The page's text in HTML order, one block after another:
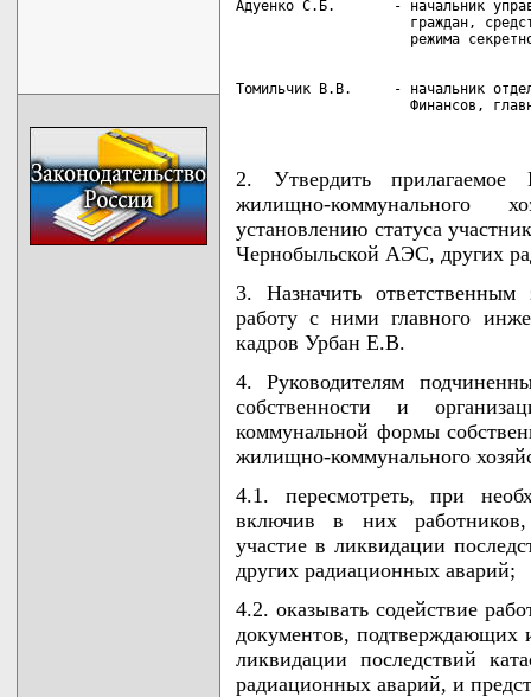
Адуенко С.Б.       - начальник
граждан,
Томильчик В.В.     - начальник
Финансов,
2. Утвердить
жилищно-коммунального
установлению статуса
Чернобыльской АЭС, других
3. Назначить
работу с ними главного
кадров Урбан Е.В.
4. Руководителям
собственности и
коммунальной формы
жилищно-коммунального
4.1. пересмотреть, при
включив в них работников,
участие в ликвидации
других радиационных аварий;
4.2. оказывать содействие
документов, подтверждающих
ликвидации последствий
радиационных аварий, и